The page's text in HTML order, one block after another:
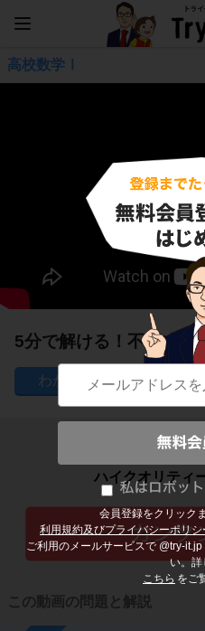
会員登録をクリック
利用規約及びプライバシーポリシ
ご利用のメールサービスで @try-
い。詳
こちら をご
高校数学Ⅰ
5分で解ける！不等式の
130
子どもの勉強から
ハイクオリティ
この動画の問題と解説